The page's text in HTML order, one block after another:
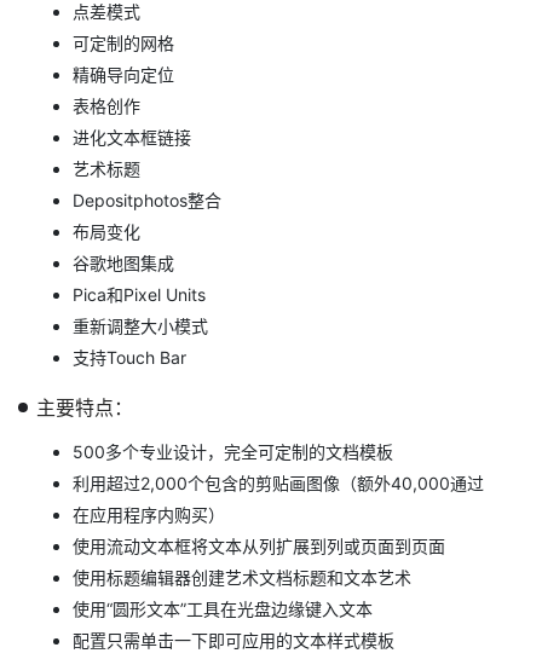
点差模式
可定制的网格
精确导向定位
表格创作
进化文本框链接
艺术标题
Depositphotos整合
布局变化
谷歌地图集成
Pica和Pixel Units
重新调整大小模式
支持Touch Bar
主要特点：
500多个专业设计，完全可定制的文档模板
利用超过2,000个包含的剪贴画图像（额外40,000通过
在应用程序内购买）
使用流动文本框将文本从列扩展到列或页面到页面
使用标题编辑器创建艺术文档标题和文本艺术
使用“圆形文本”工具在光盘边缘键入文本
配置只需单击一下即可应用的文本样式模板